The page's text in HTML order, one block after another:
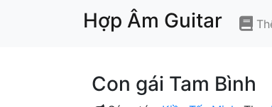
Hợp Âm Guitar
Con gái Tam Bình